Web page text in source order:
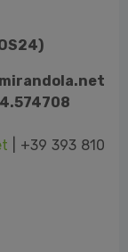
| +39 393 810